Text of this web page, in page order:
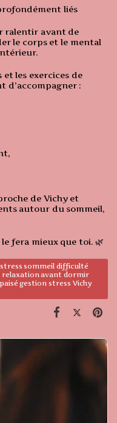
liés
ralentir avant de
le corps et le mental
les exercices de
d’accompagner :
de Vichy et
autour du sommeil,
fera mieux que toi. 🌿
sommeil difficulté
relaxation avant dormir
gestion stress Vichy